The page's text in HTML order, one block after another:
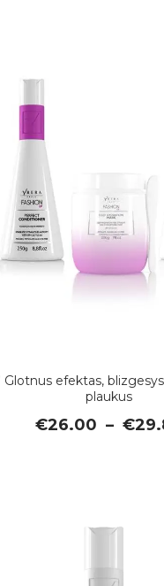
Glotnus efektas,
plaukus
€26.00 – €